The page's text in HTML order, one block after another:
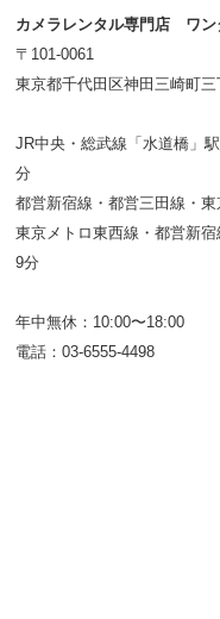
カメラレンタル専門店 ワン
〒101-0061
東京都千代田区神田三崎町
JR中央・総武線「水道橋」
分
都営新宿線・都営三田線・
東京メトロ東西線・都営新
9分
年中無休：10:00〜18:00
電話：03-6555-4498